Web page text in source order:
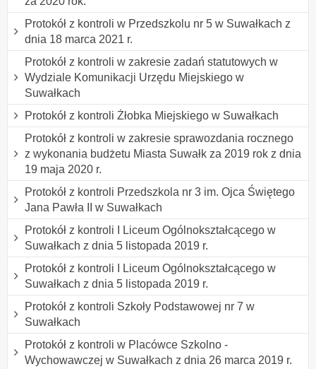
Protokół z kontroli w Przedszkolu nr 5 w Suwałkach z
dnia 18 marca 2021 r.
Protokół z kontroli w zakresie zadań statutowych w
Wydziale Komunikacji Urzędu Miejskiego w
Suwałkach
Protokół z kontroli Żłobka Miejskiego w Suwałkach
Protokół z kontroli w zakresie sprawozdania rocznego
z wykonania budżetu Miasta Suwałk za 2019 rok z dnia
19 maja 2020 r.
Protokół z kontroli Przedszkola nr 3 im. Ojca Świętego
Jana Pawła II w Suwałkach
Protokół z kontroli I Liceum Ogólnokształcącego w
Suwałkach z dnia 5 listopada 2019 r.
Protokół z kontroli I Liceum Ogólnokształcącego w
Suwałkach z dnia 5 listopada 2019 r.
Protokół z kontroli Szkoły Podstawowej nr 7 w
Suwałkach
Protokół z kontroli w Placówce Szkolno -
Wychowawczej w Suwałkach z dnia 26 marca 2019 r.